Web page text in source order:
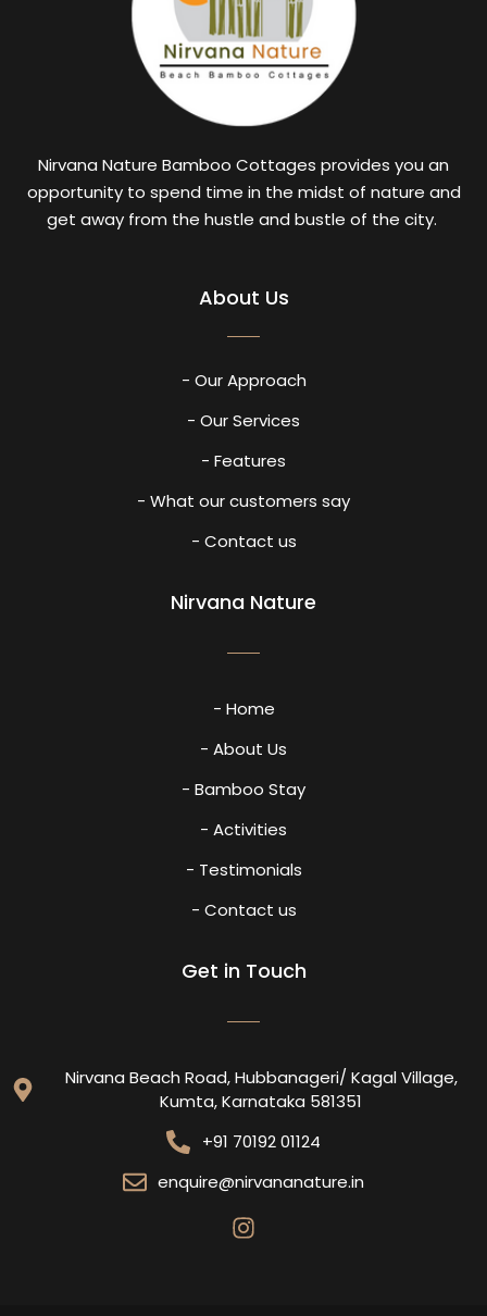
Nirvana Nature Bamboo Cottages provides you an
opportunity to spend time in the midst of nature and
get away from the hustle and bustle of the city.
About Us
- Our Approach
- Our Services
- Features
- What our customers say
- Contact us
Nirvana Nature
- Home
- About Us
- Bamboo Stay
- Activities
- Testimonials
- Contact us
Get in Touch
Nirvana Beach Road, Hubbanageri/ Kagal Village,
Kumta, Karnataka 581351
+91 70192 01124
enquire@nirvananature.in